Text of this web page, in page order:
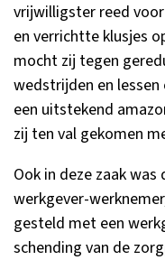
vrijwilligster reed
en verrichtte klusjes
mocht zij tegen
wedstrijden en
een uitstekend
zij ten val gekomen
Ook in deze zaak
werkgever-
gesteld met een
schending van de